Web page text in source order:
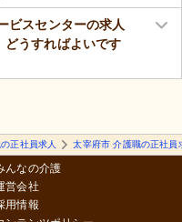
ビスセンターの求人
どうすればよいです
正社員求人 太宰府市 介護職の正社員
んなの介護
営会社
用情報